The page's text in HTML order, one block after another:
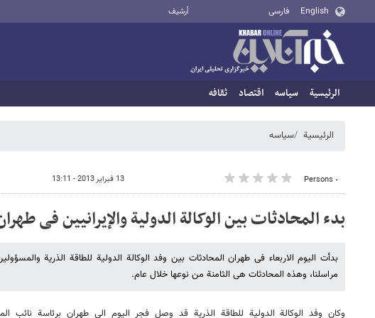
English فارسی أرشيف
الرئيسية سیاسه اقتصاد ثقافه
الرئيسية سیاسه
٠ Persons 13 فبراير 2013 - 13:11
بدء المحادثات بین الوکالة الدولیة والإیرانیین فی
بدأت الیوم الاربعاء فی طهران المحادثات بین وفد الوکالة الدولیة للطاقة الذریة
مراسلنا، وهذه المحادثات هی الثامنة من نوعها خلال عام.
وکان وفد الوکالة الدولیة للطاقة الذریة قد وصل فجر الیوم الى طهران برئاسة نائب